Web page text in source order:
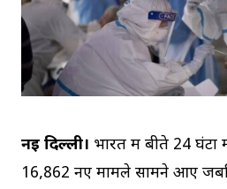
नई दिल्ली। भारत में बीते 24 घंटों
16,862 नए मामले सामने आए